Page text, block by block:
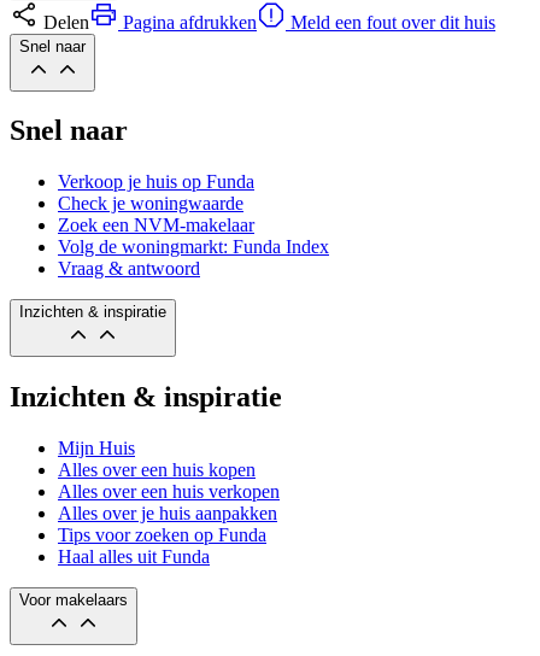
Delen Pagina afdrukken Meld een fout over dit huis
Snel naar
Snel naar
Verkoop je huis op Funda
Check je woningwaarde
Zoek een NVM-makelaar
Volg de woningmarkt: Funda Index
Vraag & antwoord
Inzichten & inspiratie
Inzichten & inspiratie
Mijn Huis
Alles over een huis kopen
Alles over een huis verkopen
Alles over je huis aanpakken
Tips voor zoeken op Funda
Haal alles uit Funda
Voor makelaars